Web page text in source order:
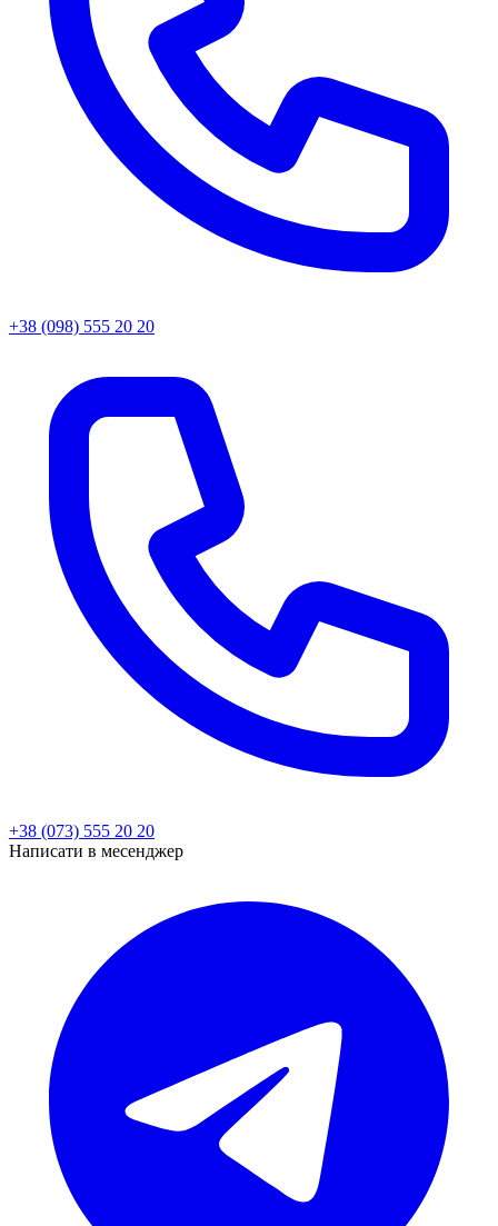
+38 (098) 555 20 20
+38 (073) 555 20 20
Написати в месенджер